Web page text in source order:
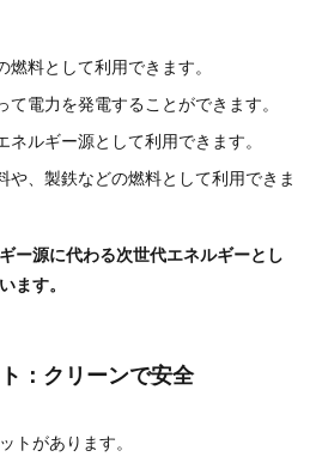
燃料として利用できます。
て電力を発電することができます。
ネルギー源として利用できます。
や、製鉄などの燃料として利用できま
ー源に代わる次世代エネルギーとし
ます。
：クリーンで安全
トがあります。